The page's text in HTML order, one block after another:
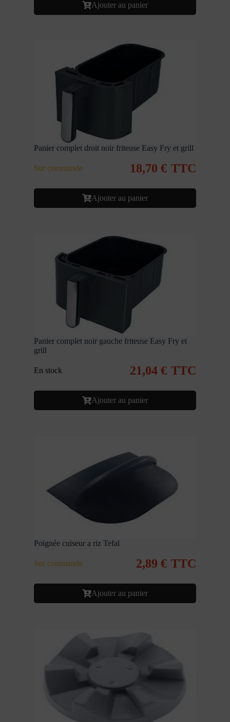
Ajouter au panier
Panier complet droit noir friteuse Easy Fry et grill
Sur commande 18,70 € TTC
Ajouter au panier
Panier complet noir gauche friteuse Easy Fry et
grill
En stock 21,04 € TTC
Ajouter au panier
Poignée cuiseur a riz Tefal
Sur commande 2,89 € TTC
Ajouter au panier